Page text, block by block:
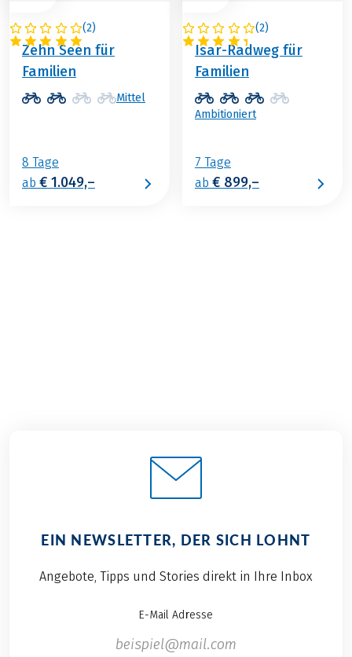
(2)
ÖSTERREICH
Zehn Seen für
Familien
Mittel
8 Tage
ab € 1.049,–
(2)
DEUTSCHLAND
Isar-Radweg für
Familien
Ambitioniert
7 Tage
ab € 899,–
EIN NEWSLETTER, DER SICH LOHNT
Angebote, Tipps und Stories direkt in Ihre Inbox
E-Mail Adresse